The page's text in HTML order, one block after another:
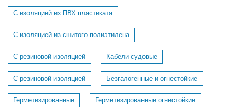
С изоляцией из ПВХ пластиката
С изоляцией из сшитого полиэтилена
С резиновой изоляцией Кабели судовые
C резиновой изоляцией Безгалогенные и огнестойкие
Герметизированные Герметизированные огнестойкие